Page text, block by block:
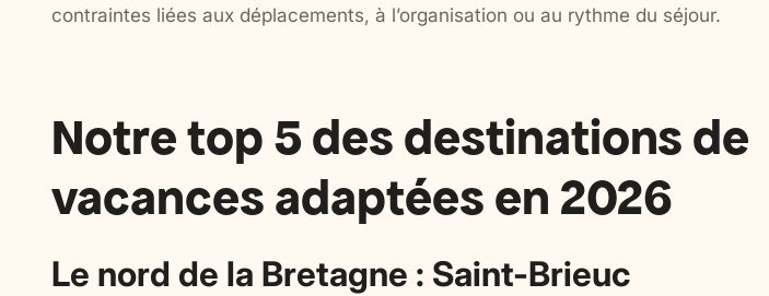
contraintes liées aux déplacements, à l’organisation ou au rythme du séjour.
Notre top 5 des destinations de
vacances adaptées en 2026
Le nord de la Bretagne : Saint-Brieuc